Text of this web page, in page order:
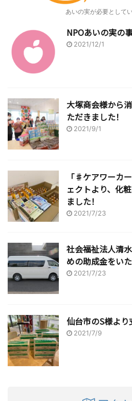
あいの実が必要として
NPOあいの実の
2021/12/1
大塚商会様から
ただきました！
2021/9/1
「♯ケアワーカ
ェクトより、化
ました！
2021/7/23
社会福祉法人清
めの助成金をい
2021/7/23
仙台市のS様より
2021/7/9